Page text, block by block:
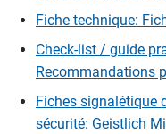
Fiche technique:
Check-list / guide
Recommandations
Fiches signalétique
sécurité: Geistlich